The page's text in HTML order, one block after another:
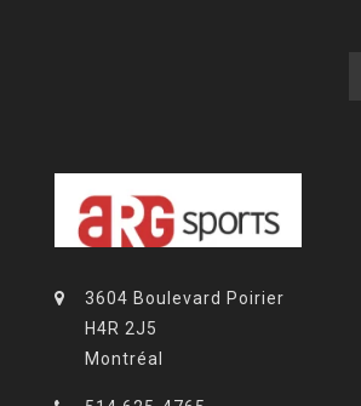
3604 Boulevard Poirier
H4R 2J5
Montréal